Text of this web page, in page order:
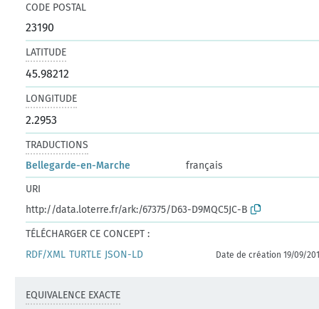
CODE POSTAL
23190
LATITUDE
45.98212
LONGITUDE
2.2953
TRADUCTIONS
Bellegarde-en-Marche
français
URI
http://data.loterre.fr/ark:/67375/D63-D9MQC5JC-B
TÉLÉCHARGER CE CONCEPT :
RDF/XML TURTLE JSON-LD Date de création 19/09/
EQUIVALENCE EXACTE